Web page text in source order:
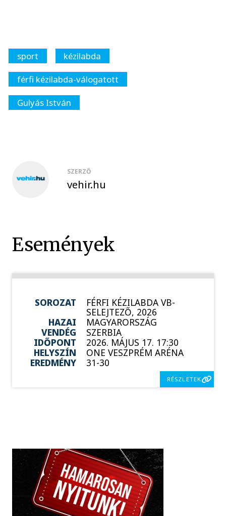
sport
kézilabda
férfi kézilabda-válogatott
Gulyás István
SZERZŐ
vehir.hu
Események
SOROZAT FÉRFI KÉZILABDA VB-
SELEJTEZŐ, 2026
HAZAI
MAGYARORSZÁG
VENDÉG
SZERBIA
IDŐPONT
2026. MÁJUS 17. 17:30
HELYSZÍN
ONE VESZPRÉM ARÉNA
EREDMÉNY
31-30
RÉSZLETEK